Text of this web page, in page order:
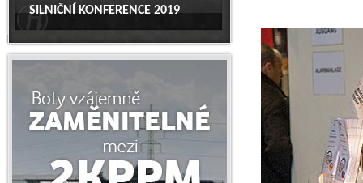
SILNIČNÍ KONFERENCE 2019